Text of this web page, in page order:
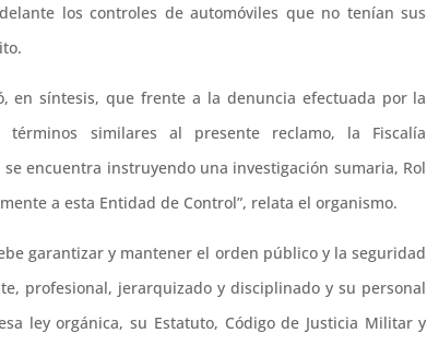
los controles de automóviles que no tenían sus
en síntesis, que frente a la denuncia efectuada por la
similares al presente reclamo, la Fiscalía
encuentra instruyendo una investigación sumaria, Rol
a esta Entidad de Control”, relata el organismo.
garantizar y mantener el orden público y la seguridad
profesional, jerarquizado y disciplinado y su personal
ley orgánica, su Estatuto, Código de Justicia Militar y